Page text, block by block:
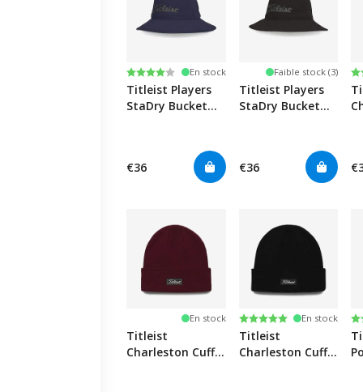
Note:
4.0 sur 5 étoiles
En stock
Titleist Players
StaDry Bucket
€36
Faible stock (3)
Titleist Players
StaDry Bucket
€36
En stock
Titleist
Charleston Cuff
Note:
5.0 sur 5 étoiles
En stock
Titleist
Charleston Cuff